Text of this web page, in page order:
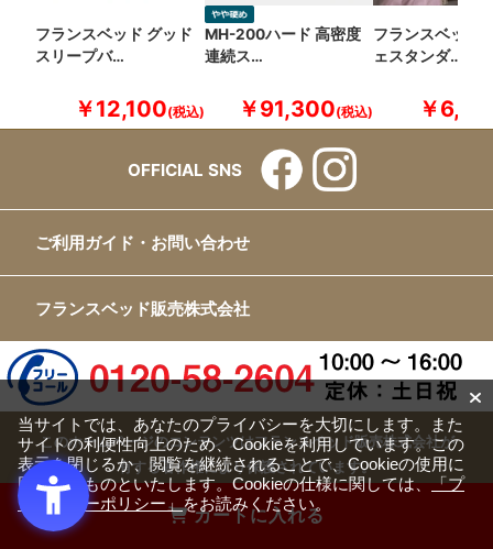
カートに入れる
フランスベッド グッド
スリープバ…
￥12,100
MH-200ハード 高密度
連続ス…
￥91,300
フランスベッド
ェスタンダ…
￥
OFFICIAL SNS
ご利用ガイド・お問い合わせ
フランスベッド販売株式会社
このホームページのコンテンツはフランスベッド販売株式会社が
有する著作権により保護されています。
すべての文章、画像、動画などを、私的利用の範囲を超えて、許
可なく複製、改変、転載することは禁じられています。
Copyright(c) FRANCEBED Sales Co., ltd. All Rights Reserved.
当サイトでは、あなたのプライバシーを大切にします。また
サイトの利便性向上のため、Cookieを利用しています。この
表示を閉じるか、閲覧を継続されることで、Cookieの使用に
同意するものといたします。Cookieの仕様に関しては、「プ
ライバシーポリシー」をお読みください。